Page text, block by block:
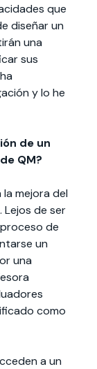
que
diseñar un
una
sus
y lo he
de un
QM?
mejora del
de ser
de
un
una
como
a un